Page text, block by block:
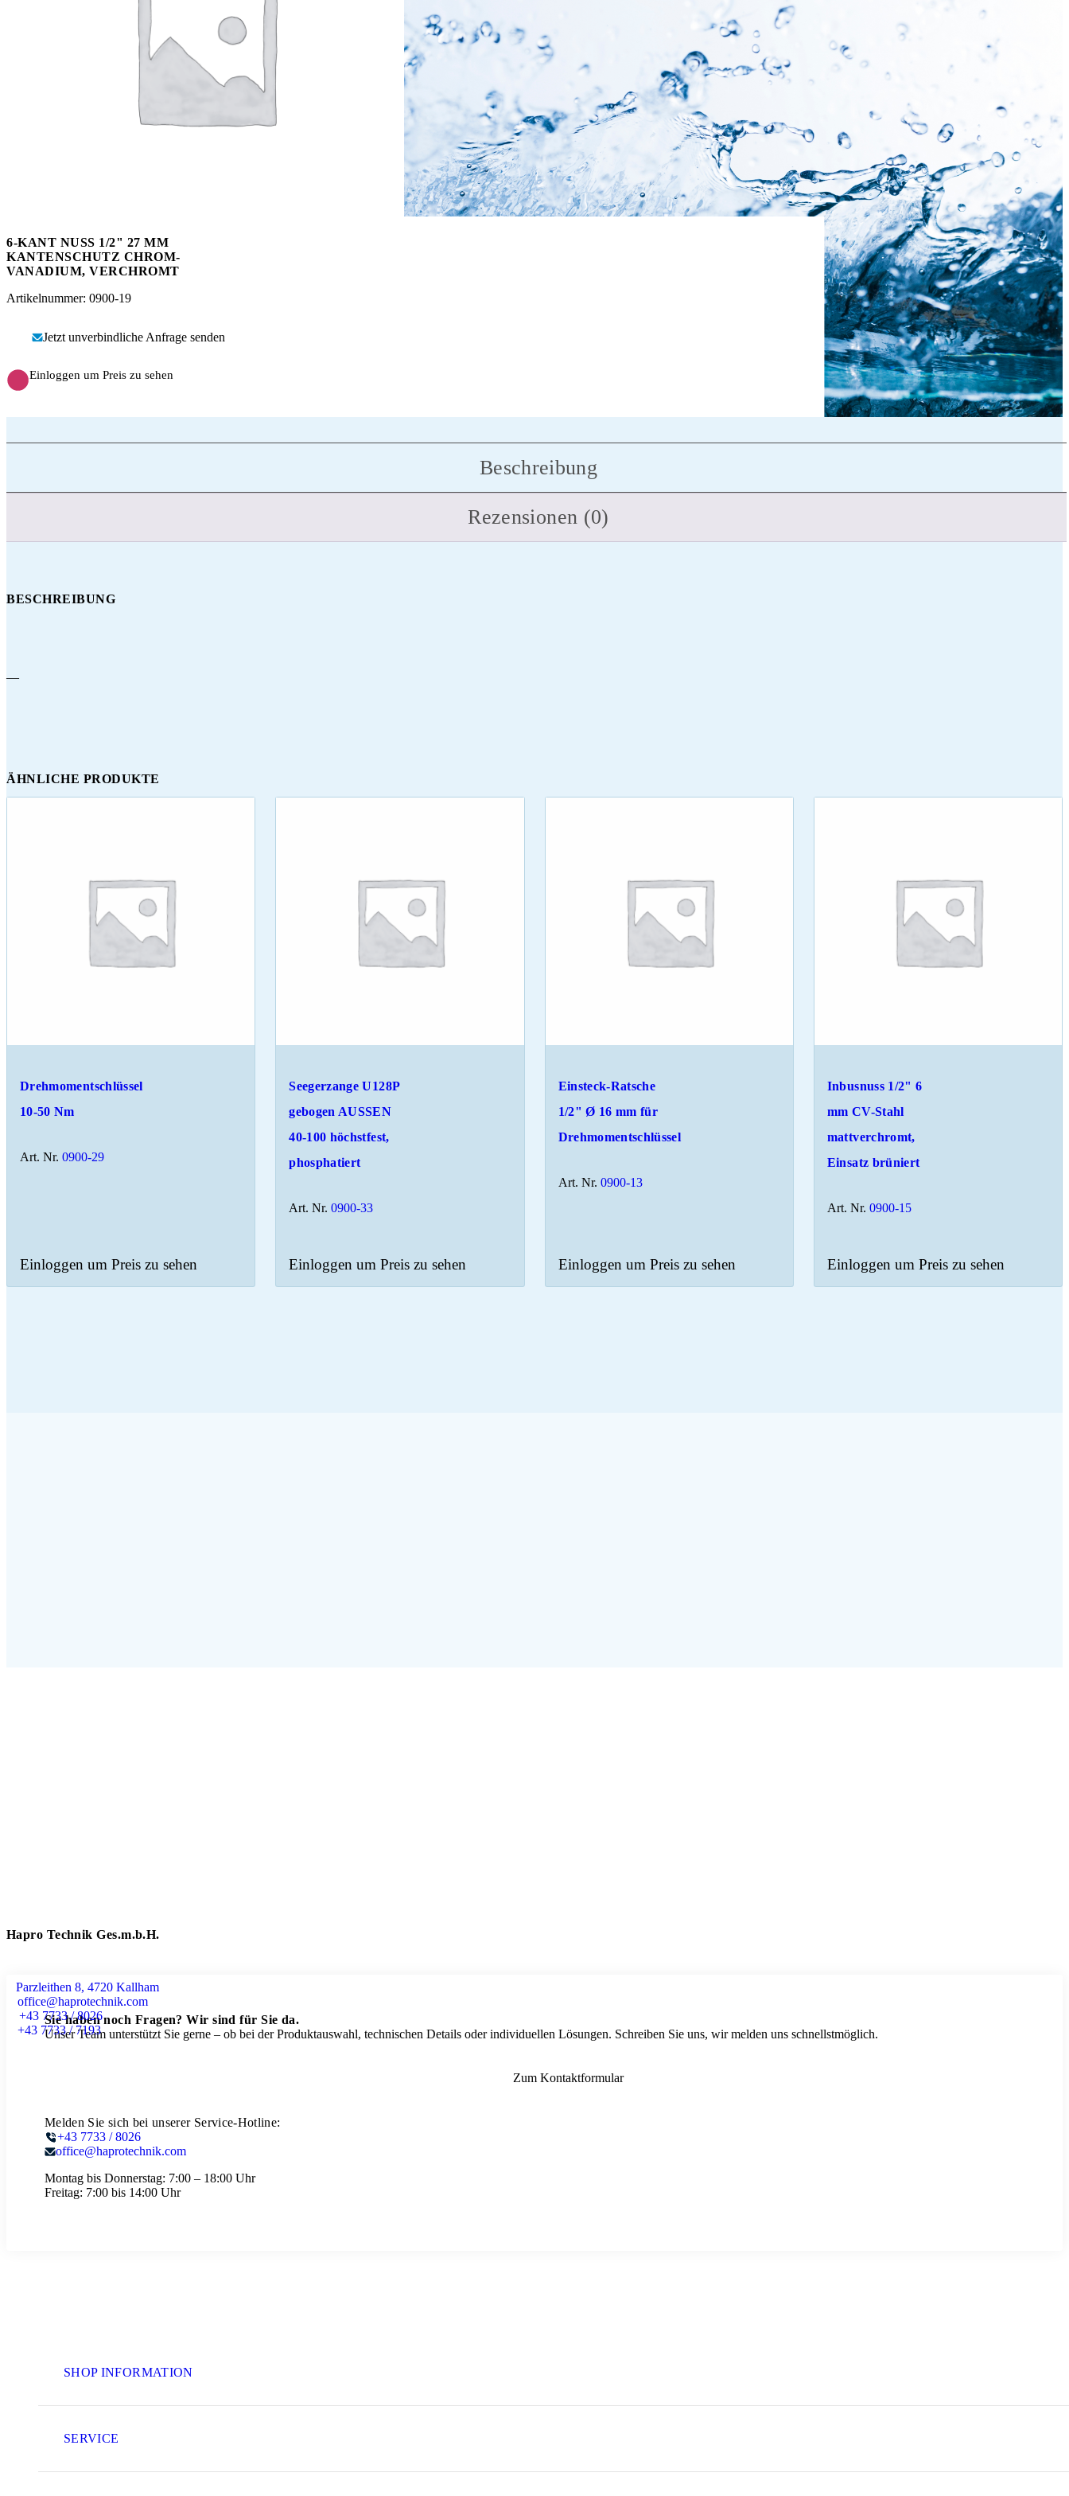
6-KANT NUSS 1/2" 27 MM
KANTENSCHUTZ CHROM-
VANADIUM, VERCHROMT
Artikelnummer: 0900-19
Jetzt unverbindliche Anfrage senden
Einloggen um Preis zu sehen
Beschreibung
Rezensionen (0)
BESCHREIBUNG
—
ÄHNLICHE PRODUKTE
Drehmomentschlüssel
10-50 Nm
Art. Nr. 0900-29
Einloggen um Preis zu sehen
Seegerzange U128P
gebogen AUSSEN
40-100 höchstfest,
phosphatiert
Art. Nr. 0900-33
Einloggen um Preis zu sehen
Einsteck-Ratsche
1/2" Ø 16 mm für
Drehmomentschlüssel
Art. Nr. 0900-13
Einloggen um Preis zu sehen
Inbusnuss 1/2" 6
mm CV-Stahl
mattverchromt,
Einsatz brüniert
Art. Nr. 0900-15
Einloggen um Preis zu sehen
Hapro Technik Ges.m.b.H.
Parzleithen 8, 4720 Kallham
office@haprotechnik.com
+43 7733 / 8026
+43 7733 / 7193
Sie haben noch Fragen? Wir sind für Sie da.
Unser Team unterstützt Sie gerne – ob bei der Produktauswahl, technischen Details oder individuellen Lösungen. Schreiben Sie uns, wir melden uns schnellstmöglich.
Zum Kontaktformular
Melden Sie sich bei unserer Service-Hotline:
+43 7733 / 8026
office@haprotechnik.com
Montag bis Donnerstag: 7:00 – 18:00 Uhr
Freitag: 7:00 bis 14:00 Uhr
SHOP INFORMATION
SERVICE